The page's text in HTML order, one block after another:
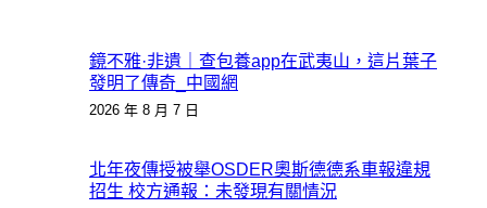
鏡不雅·非遺｜查包養app在武夷山，這片葉子
發明了傳奇_中國網
2026 年 8 月 7 日
北年夜傳授被舉OSDER奧斯德德系車報違規
招生 校方通報：未發現有關情況